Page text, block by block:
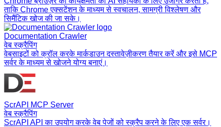
ताकि Chrome एक्सटेंशन के माध्यम से स्वचालन, सामग्री विश्लेषण और
सिमैंटिक खोज की जा सके।
Documentation Crawler
वेब स्क्रैपिंग
वेबसाइटों को क्रॉल करके मार्कडाउन दस्तावेज़ीकरण तैयार करें और इसे MCP
सर्वर के माध्यम से खोजने योग्य बनाएं।
ScrAPI MCP Server
वेब स्क्रैपिंग
ScrAPI API का उपयोग करके वेब पेजों को स्क्रैप करने के लिए एक सर्वर।